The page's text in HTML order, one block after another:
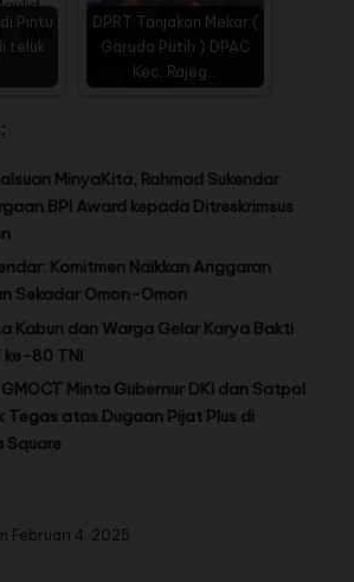
Pintu
teluk
DPRT Tanjakan Mekar (
Garuda Putih ) DPAC
Kec. Rajeg…
MinyaKita, Rahmad Sukendar
BPI Award kepada Ditreskrimsus
Komitmen Naikkan Anggaran
Sekadar Omon-Omon
Kabun dan Warga Gelar Karya Bakti
ke-80 TNI
GMOCT Minta Gubernur DKI dan Satpol
Tegas atas Dugaan Pijat Plus di
Square
Februari 4, 2025